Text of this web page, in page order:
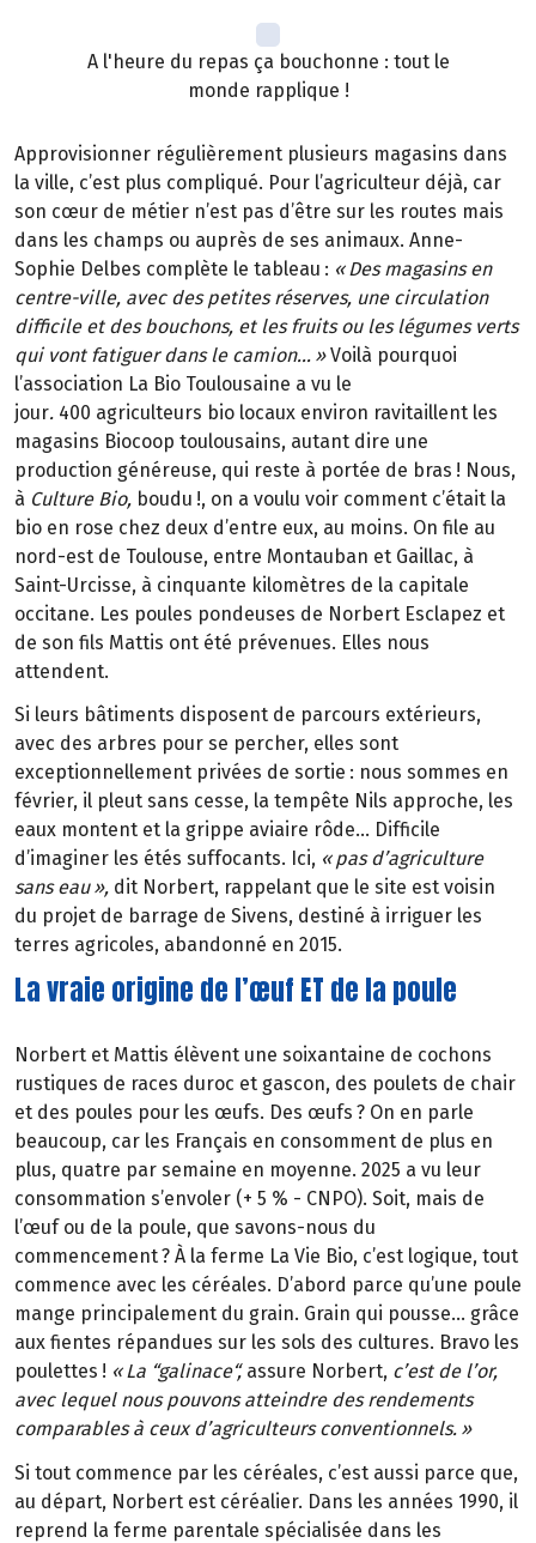
A l'heure du repas ça bouchonne : tout le
monde rapplique !
Approvisionner régulièrement plusieurs magasins dans
la ville, c’est plus compliqué. Pour l’agriculteur déjà, car
son cœur de métier n’est pas d’être sur les routes mais
dans les champs ou auprès de ses animaux. Anne-
Sophie Delbes complète le tableau : « Des magasins en
centre-ville, avec des petites réserves, une circulation
difficile et des bouchons, et les fruits ou les légumes verts
qui vont fatiguer dans le camion… » Voilà pourquoi
l’association La Bio Toulousaine a vu le
jour. 400 agriculteurs bio locaux environ ravitaillent les
magasins Biocoop toulousains, autant dire une
production généreuse, qui reste à portée de bras ! Nous,
à Culture Bio, boudu !, on a voulu voir comment c’était la
bio en rose chez deux d’entre eux, au moins. On file au
nord-est de Toulouse, entre Montauban et Gaillac, à
Saint-Urcisse, à cinquante kilomètres de la capitale
occitane. Les poules pondeuses de Norbert Esclapez et
de son fils Mattis ont été prévenues. Elles nous
attendent.
Si leurs bâtiments disposent de parcours extérieurs,
avec des arbres pour se percher, elles sont
exceptionnellement privées de sortie : nous sommes en
février, il pleut sans cesse, la tempête Nils approche, les
eaux montent et la grippe aviaire rôde… Difficile
d’imaginer les étés suffocants. Ici, « pas d’agriculture
sans eau », dit Norbert, rappelant que le site est voisin
du projet de barrage de Sivens, destiné à irriguer les
terres agricoles, abandonné en 2015.
La vraie origine de l’œuf ET de la poule
Norbert et Mattis élèvent une soixantaine de cochons
rustiques de races duroc et gascon, des poulets de chair
et des poules pour les œufs. Des œufs ? On en parle
beaucoup, car les Français en consomment de plus en
plus, quatre par semaine en moyenne. 2025 a vu leur
consommation s’envoler (+ 5 % - CNPO). Soit, mais de
l’œuf ou de la poule, que savons-nous du
commencement? À la ferme La Vie Bio, c’est logique, tout
commence avec les céréales. D’abord parce qu’une poule
mange principalement du grain. Grain qui pousse… grâce
aux fientes répandues sur les sols des cultures. Bravo les
poulettes ! « La “galinace“,assure Norbert, c’est de l’or,
avec lequel nous pouvons atteindre des rendements
comparables à ceux d’agriculteurs conventionnels. »
Si tout commence par les céréales, c’est aussi parce que,
au départ, Norbert est céréalier. Dans les années 1990, il
reprend la ferme parentale spécialisée dans les